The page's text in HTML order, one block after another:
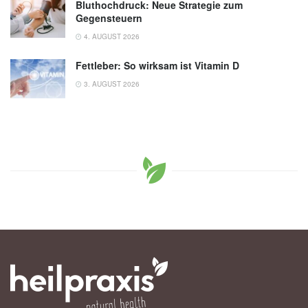
Bluthochdruck: Neue Strategie zum
Gegensteuern
4. AUGUST 2026
Fettleber: So wirksam ist Vitamin D
3. AUGUST 2026